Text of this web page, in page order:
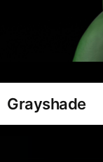
Grayshade